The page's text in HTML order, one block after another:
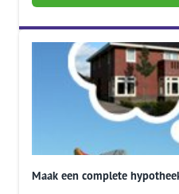
Maak een complete